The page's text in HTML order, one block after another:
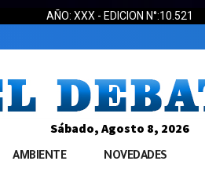
AÑO: XXX - EDICION N°:10.521
Sábado, Agosto 8, 2026
AMBIENTE NOVEDADES